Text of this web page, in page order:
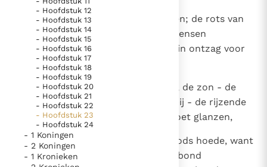
5. Het gebed van de Kerk
In Christus wordt onze honger vervuld
Leer de kostbare parel van Gods koninkrijk te
herkennen
Gods Koninkrijk groeit stilletjes door liefde, niet door
dwang
De mystiek. De mystieke verschijnselen en de
heiligheid
Berichten
Het Vaticaan publiceert een nieuwe Latijnse uitgave
van het Romeins martyrologium
Vaticaanse financiële waakhond verliest autonomie
Paus spreekt het Wereldvoedselprogramma toe
- Hoofdstuk 12
- Hoofdstuk 13
- Hoofdstuk 14
- Hoofdstuk 15
- Hoofdstuk 16
- Hoofdstuk 17
- Hoofdstuk 18
- Hoofdstuk 19
- Hoofdstuk 20
- Hoofdstuk 21
- Hoofdstuk 22
- Hoofdstuk 23
- Hoofdstuk 24
- 1 Koningen
- 2 Koningen
- 1 Kronieken
De God van Israël heeft gesproken; de rots van
Israël heeft mij gezegd: Wie de mensen
rechtvaardig regeert, wie heerst in ontzag voor
God,
hij is als het licht van de morgen, de zon - de
morgen is helder, de regen voorbij - de rijzende
zon die het groen op de aarde doet glanzen,
Waarlijk, mijn huis staat onder Gods hoede, want
Hij heeft mij een altijddurend verbond